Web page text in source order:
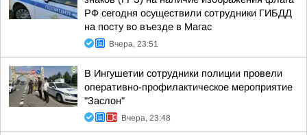
РФ сегодня осуществили сотрудники ГИБДД
на посту во въезде в Магас
Вчера, 23:51
В Ингушетии сотрудники полиции провели
оперативно-профилактическое мероприятие
"Заслон"
Вчера, 23:48